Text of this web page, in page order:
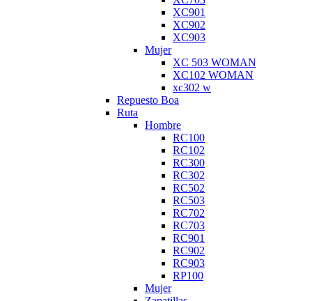
XC901
XC902
XC903
Mujer
XC 503 WOMAN
XC102 WOMAN
xc302 w
Repuesto Boa
Ruta
Hombre
RC100
RC102
RC300
RC302
RC502
RC503
RC702
RC703
RC901
RC902
RC903
RP100
Mujer